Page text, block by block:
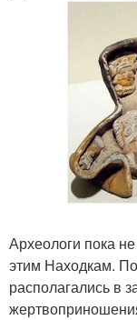
Археологи пока
этим Находкам.
располагались в